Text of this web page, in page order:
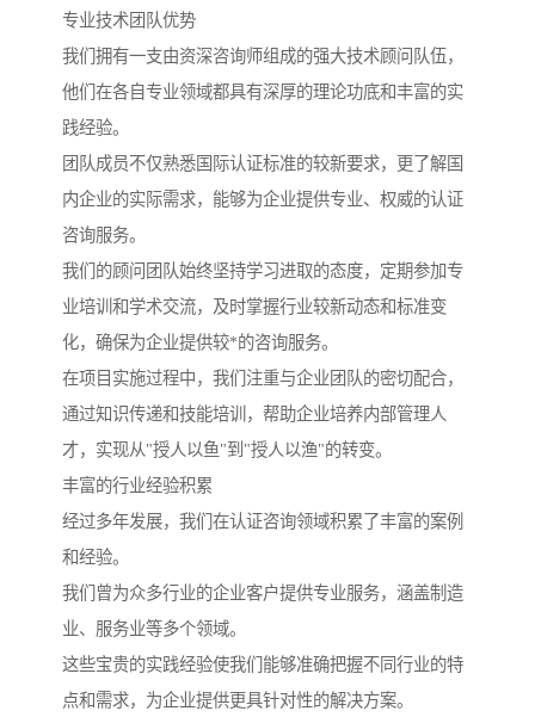
专业技术团队优势
我们拥有一支由资深咨询师组成的强大技术顾问队伍，
他们在各自专业领域都具有深厚的理论功底和丰富的实
践经验。
团队成员不仅熟悉国际认证标准的较新要求，更了解国
内企业的实际需求，能够为企业提供专业、权威的认证
咨询服务。
我们的顾问团队始终坚持学习进取的态度，定期参加专
业培训和学术交流，及时掌握行业较新动态和标准变
化，确保为企业提供较*的咨询服务。
在项目实施过程中，我们注重与企业团队的密切配合，
通过知识传递和技能培训，帮助企业培养内部管理人
才，实现从"授人以鱼"到"授人以渔"的转变。
丰富的行业经验积累
经过多年发展，我们在认证咨询领域积累了丰富的案例
和经验。
我们曾为众多行业的企业客户提供专业服务，涵盖制造
业、服务业等多个领域。
这些宝贵的实践经验使我们能够准确把握不同行业的特
点和需求，为企业提供更具针对性的解决方案。